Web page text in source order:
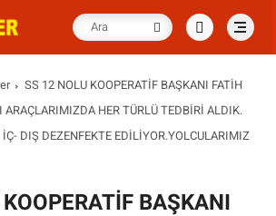
SS 12 NOLU KOOPERATİF BAŞKANI FATİH
ARAÇLARIMIZDA HER TÜRLÜ TEDBİRİ ALDIK.
DIŞ DEZENFEKTE EDİLİYOR.YOLCULARIMIZ
BAŞKANI